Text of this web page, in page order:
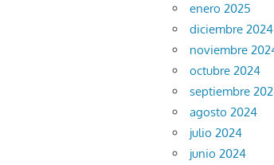
enero 2025
diciembre 2024
noviembre
octubre 2024
septiembre
agosto 2024
julio 2024
junio 2024